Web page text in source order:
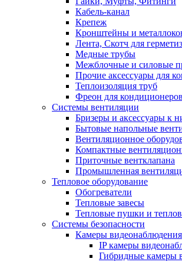
Кабель-канал
Крепеж
Кронштейны и
Лента, Скотч для
Медные трубы
Межблочные и силовые
Прочие аксессуары для
Теплоизоляция труб
Фреон для кондиционеров
Системы вентиляции
Бризеры и аксессуары к
Бытовые напольные
Вентиляционное
Компактные
Приточные вентклапана
Промышленная
Тепловое оборудование
Обогреватели
Тепловые завесы
Тепловые пушки и
Системы безопасности
Камеры видеонаблюдения
IP камеры
Гибридные камеры